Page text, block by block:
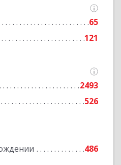
65
121
2493
526
486